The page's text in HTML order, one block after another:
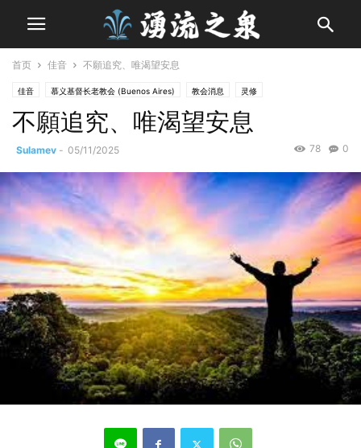
首页 佳音 不願追究、唯渴望安息
佳音 慕义基督长老教会 (Buenos Aires) 教会消息 灵修
不願追究、唯渴望安息
Sulamev - 05/11/2025 0
78